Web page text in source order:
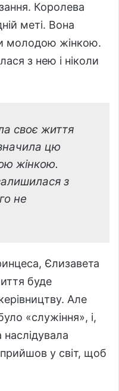
Королева
меті. Вона
молодою жінкою.
з нею і ніколи
своє життя
цю
жінкою.
з
не
Єлизавета
буде
Але
«служіння», і,
у світ, щоб